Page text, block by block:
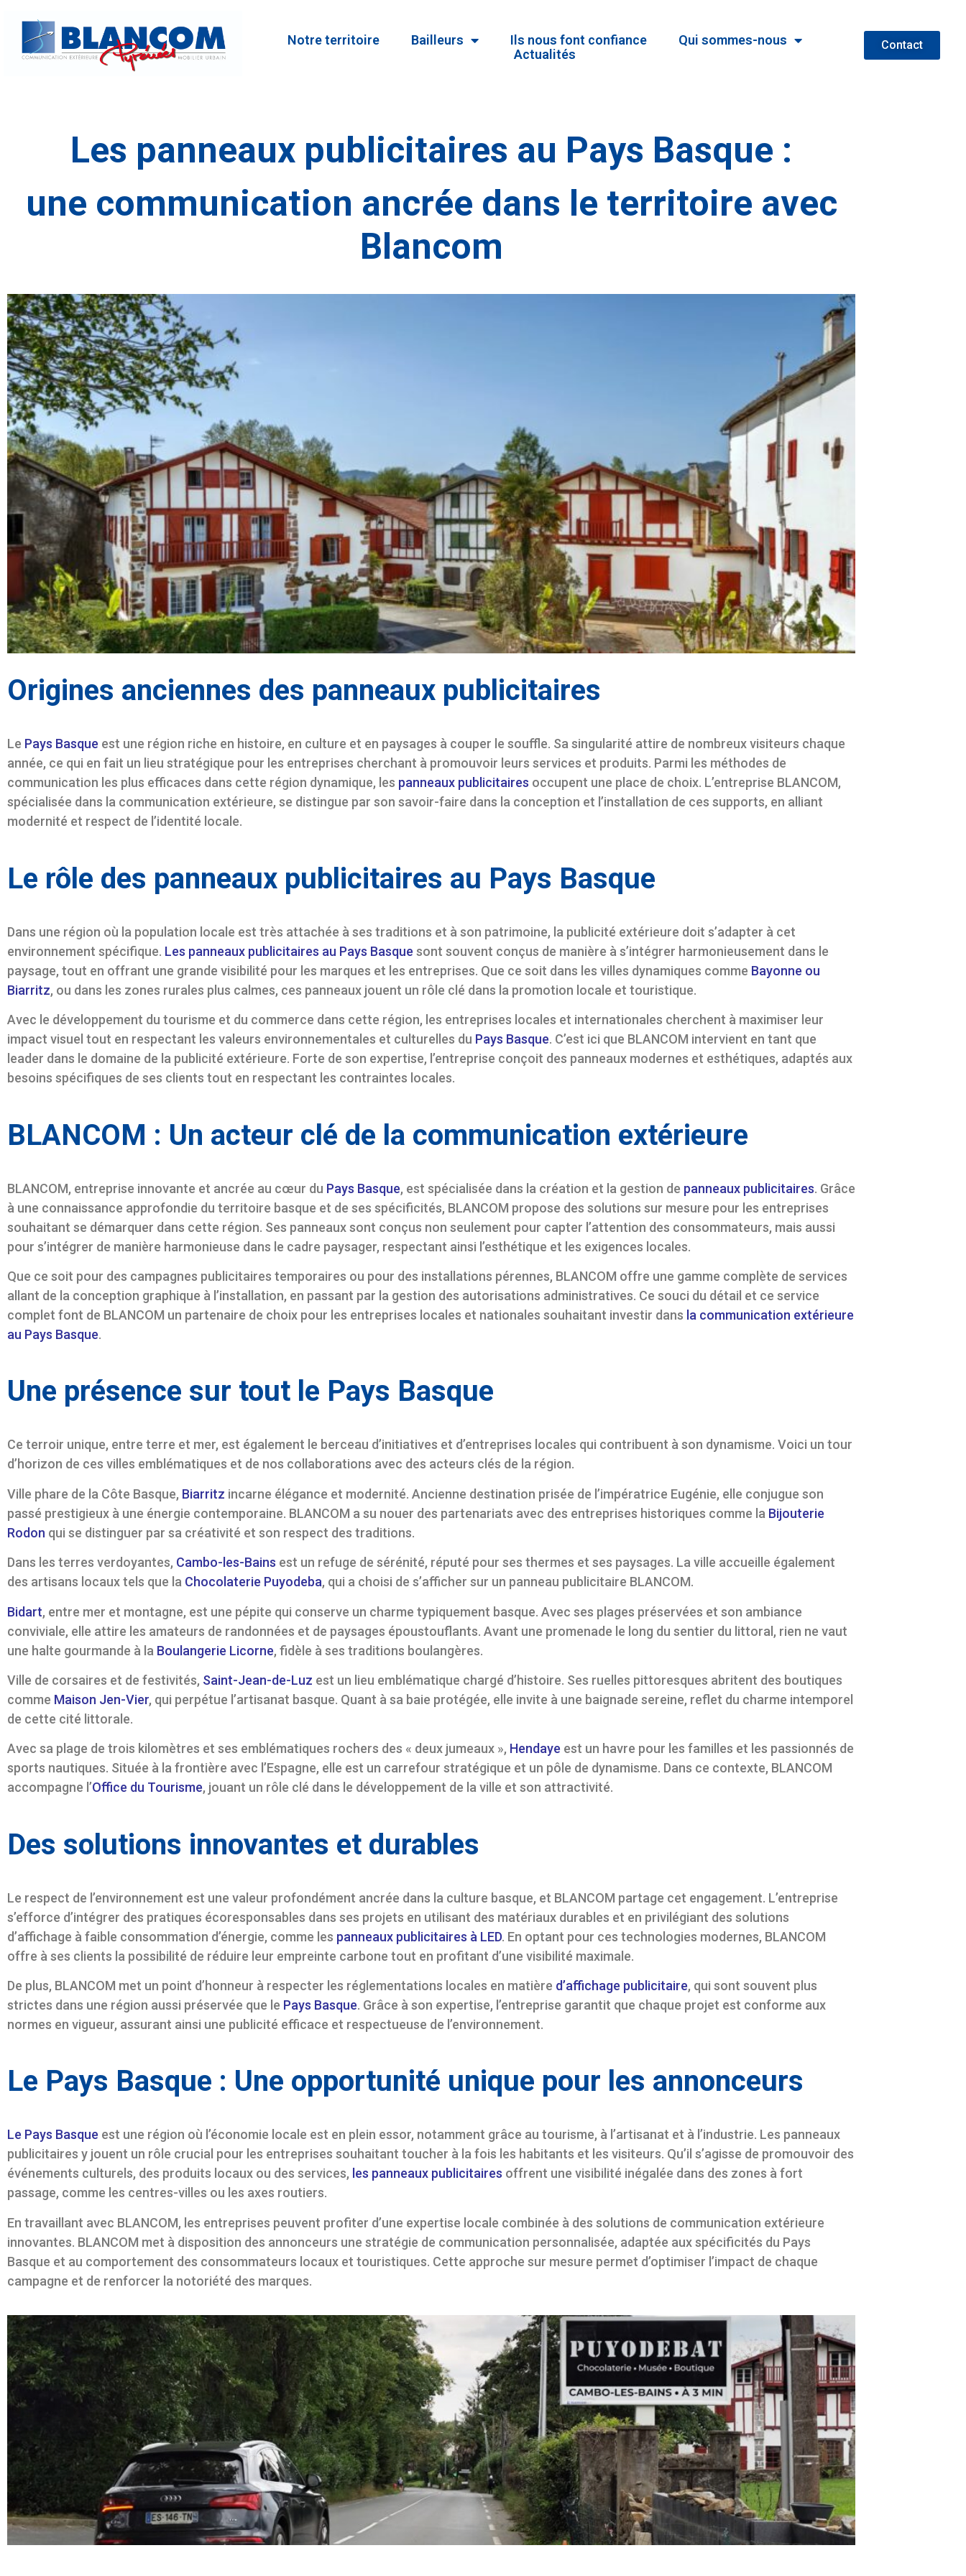
Notre territoire Bailleurs Ils nous font confiance
Qui sommes-nous
Actualités
Contact
Les panneaux publicitaires au Pays Basque :
une communication ancrée dans le territoire avec
Blancom
Origines anciennes des panneaux publicitaires
Le Pays Basque est une région riche en histoire, en culture et en paysages à couper le souffle. Sa singularité attire de nombreux visiteurs chaque
année, ce qui en fait un lieu stratégique pour les entreprises cherchant à promouvoir leurs services et produits. Parmi les méthodes de
communication les plus efficaces dans cette région dynamique, les panneaux publicitaires occupent une place de choix. L’entreprise BLANCOM,
spécialisée dans la communication extérieure, se distingue par son savoir-faire dans la conception et l’installation de ces supports, en alliant
modernité et respect de l’identité locale.
Le rôle des panneaux publicitaires au Pays Basque
Dans une région où la population locale est très attachée à ses traditions et à son patrimoine, la publicité extérieure doit s’adapter à cet
environnement spécifique. Les panneaux publicitaires au Pays Basque sont souvent conçus de manière à s’intégrer harmonieusement dans le
paysage, tout en offrant une grande visibilité pour les marques et les entreprises. Que ce soit dans les villes dynamiques comme Bayonne ou
Biarritz, ou dans les zones rurales plus calmes, ces panneaux jouent un rôle clé dans la promotion locale et touristique.
Avec le développement du tourisme et du commerce dans cette région, les entreprises locales et internationales cherchent à maximiser leur
impact visuel tout en respectant les valeurs environnementales et culturelles du Pays Basque. C’est ici que BLANCOM intervient en tant que
leader dans le domaine de la publicité extérieure. Forte de son expertise, l’entreprise conçoit des panneaux modernes et esthétiques, adaptés aux
besoins spécifiques de ses clients tout en respectant les contraintes locales.
BLANCOM : Un acteur clé de la communication extérieure
BLANCOM, entreprise innovante et ancrée au cœur du Pays Basque, est spécialisée dans la création et la gestion de panneaux publicitaires. Grâce
à une connaissance approfondie du territoire basque et de ses spécificités, BLANCOM propose des solutions sur mesure pour les entreprises
souhaitant se démarquer dans cette région. Ses panneaux sont conçus non seulement pour capter l’attention des consommateurs, mais aussi
pour s’intégrer de manière harmonieuse dans le cadre paysager, respectant ainsi l’esthétique et les exigences locales.
Que ce soit pour des campagnes publicitaires temporaires ou pour des installations pérennes, BLANCOM offre une gamme complète de services
allant de la conception graphique à l’installation, en passant par la gestion des autorisations administratives. Ce souci du détail et ce service
complet font de BLANCOM un partenaire de choix pour les entreprises locales et nationales souhaitant investir dans la communication extérieure
au Pays Basque.
Une présence sur tout le Pays Basque
Ce terroir unique, entre terre et mer, est également le berceau d’initiatives et d’entreprises locales qui contribuent à son dynamisme. Voici un tour
d’horizon de ces villes emblématiques et de nos collaborations avec des acteurs clés de la région.
Ville phare de la Côte Basque, Biarritz incarne élégance et modernité. Ancienne destination prisée de l’impératrice Eugénie, elle conjugue son
passé prestigieux à une énergie contemporaine. BLANCOM a su nouer des partenariats avec des entreprises historiques comme la Bijouterie
Rodon qui se distinguer par sa créativité et son respect des traditions.
Dans les terres verdoyantes, Cambo-les-Bains est un refuge de sérénité, réputé pour ses thermes et ses paysages. La ville accueille également
des artisans locaux tels que la Chocolaterie Puyodeba, qui a choisi de s’afficher sur un panneau publicitaire BLANCOM.
Bidart, entre mer et montagne, est une pépite qui conserve un charme typiquement basque. Avec ses plages préservées et son ambiance
conviviale, elle attire les amateurs de randonnées et de paysages époustouflants. Avant une promenade le long du sentier du littoral, rien ne vaut
une halte gourmande à la Boulangerie Licorne, fidèle à ses traditions boulangères.
Ville de corsaires et de festivités, Saint-Jean-de-Luz est un lieu emblématique chargé d’histoire. Ses ruelles pittoresques abritent des boutiques
comme Maison Jen-Vier, qui perpétue l’artisanat basque. Quant à sa baie protégée, elle invite à une baignade sereine, reflet du charme intemporel
de cette cité littorale.
Avec sa plage de trois kilomètres et ses emblématiques rochers des « deux jumeaux », Hendaye est un havre pour les familles et les passionnés de
sports nautiques. Située à la frontière avec l’Espagne, elle est un carrefour stratégique et un pôle de dynamisme. Dans ce contexte, BLANCOM
accompagne l’Office du Tourisme, jouant un rôle clé dans le développement de la ville et son attractivité.
Des solutions innovantes et durables
Le respect de l’environnement est une valeur profondément ancrée dans la culture basque, et BLANCOM partage cet engagement. L’entreprise
s’efforce d’intégrer des pratiques écoresponsables dans ses projets en utilisant des matériaux durables et en privilégiant des solutions
d’affichage à faible consommation d’énergie, comme les panneaux publicitaires à LED. En optant pour ces technologies modernes, BLANCOM
offre à ses clients la possibilité de réduire leur empreinte carbone tout en profitant d’une visibilité maximale.
De plus, BLANCOM met un point d’honneur à respecter les réglementations locales en matière d’affichage publicitaire, qui sont souvent plus
strictes dans une région aussi préservée que le Pays Basque. Grâce à son expertise, l’entreprise garantit que chaque projet est conforme aux
normes en vigueur, assurant ainsi une publicité efficace et respectueuse de l’environnement.
Le Pays Basque : Une opportunité unique pour les annonceurs
Le Pays Basque est une région où l’économie locale est en plein essor, notamment grâce au tourisme, à l’artisanat et à l’industrie. Les panneaux
publicitaires y jouent un rôle crucial pour les entreprises souhaitant toucher à la fois les habitants et les visiteurs. Qu’il s’agisse de promouvoir des
événements culturels, des produits locaux ou des services, les panneaux publicitaires offrent une visibilité inégalée dans des zones à fort
passage, comme les centres-villes ou les axes routiers.
En travaillant avec BLANCOM, les entreprises peuvent profiter d’une expertise locale combinée à des solutions de communication extérieure
innovantes. BLANCOM met à disposition des annonceurs une stratégie de communication personnalisée, adaptée aux spécificités du Pays
Basque et au comportement des consommateurs locaux et touristiques. Cette approche sur mesure permet d’optimiser l’impact de chaque
campagne et de renforcer la notoriété des marques.